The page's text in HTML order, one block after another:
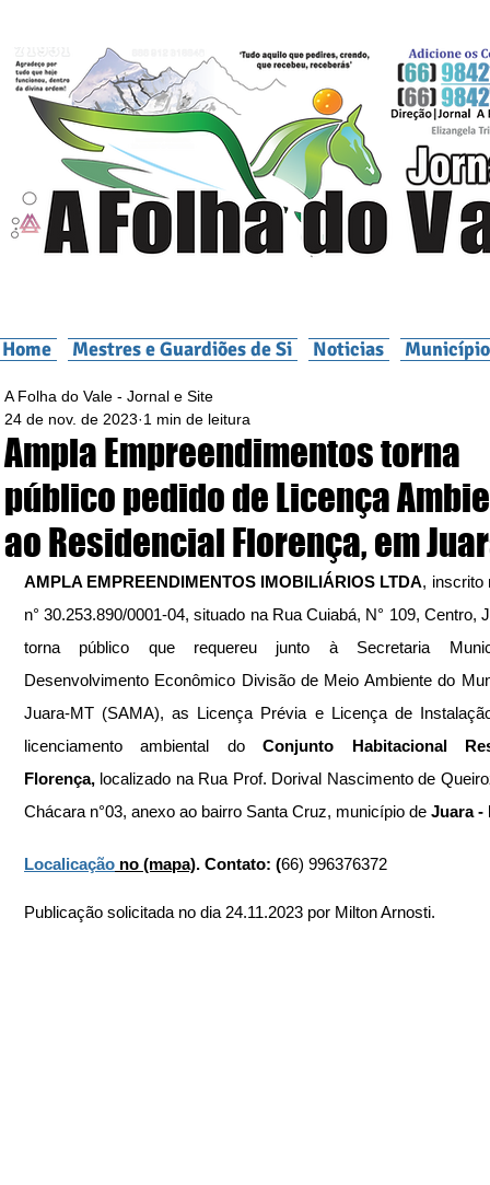
Home Mestres e Guardiões de Si Noticias
Ampla Empreendimentos torna
público pedido de Licença
ao Residencial Florença, em
A Folha do Vale - Jornal e Site
24 de nov. de 2023 1 min de leitura
AMPLA EMPREENDIMENTOS IMOBILIÁRIOS LTDA, inscrito
n° 30.253.890/0001-04, situado na Rua Cuiabá, N° 109, Centro,
torna público que requereu junto à Secretaria
Desenvolvimento Econômico Divisão de Meio Ambiente do
Juara-MT (SAMA), as Licença Prévia e Licença de
licenciamento ambiental do Conjunto Habitacional
Florença, localizado na Rua Prof. Dorival Nascimento de
Chácara n°03, anexo ao bairro Santa Cruz, município de Juara -
Localicação no (mapa). Contato: (66) 996376372
Publicação solicitada no dia 24.11.2023 por Milton Arnosti.